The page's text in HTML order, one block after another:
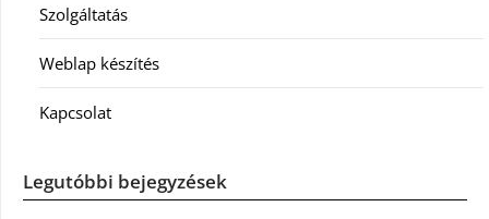
Szolgáltatás
Weblap készítés
Kapcsolat
Legutóbbi bejegyzések